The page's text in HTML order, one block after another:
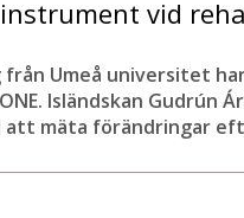
vid
från Umeå universitet
Isländskan Gudrún
att mäta förändringar